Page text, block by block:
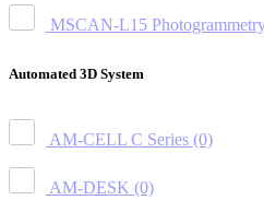
MSCAN-L15
Automated 3D System
AM-CELL C Series (0)
AM-DESK (0)